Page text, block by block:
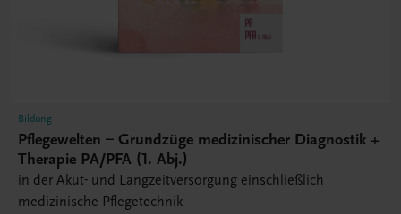
Bildung
Pflegewelten – Grundzüge medizinischer Diagnostik +
Therapie PA/PFA (1. Abj.)
in der Akut- und Langzeitversorgung einschließlich
medizinische Pflegetechnik